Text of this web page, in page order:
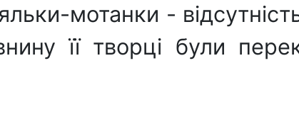
мотанки -
її творці були